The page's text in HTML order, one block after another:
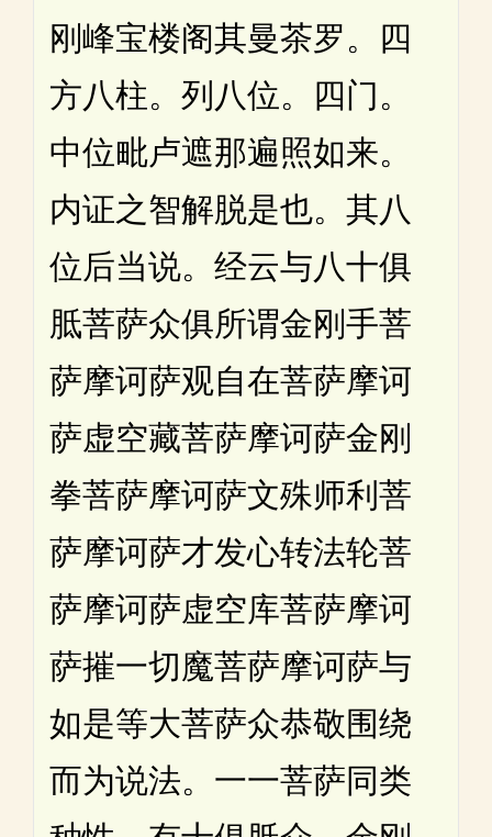
刚峰宝楼阁其曼茶罗。四
方八柱。列八位。四门。
中位毗卢遮那遍照如来。
内证之智解脱是也。其八
位后当说。经云与八十俱
胝菩萨众俱所谓金刚手菩
萨摩诃萨观自在菩萨摩诃
萨虚空藏菩萨摩诃萨金刚
拳菩萨摩诃萨文殊师利菩
萨摩诃萨才发心转法轮菩
萨摩诃萨虚空库菩萨摩诃
萨摧一切魔菩萨摩诃萨与
如是等大菩萨众恭敬围绕
而为说法。一一菩萨同类